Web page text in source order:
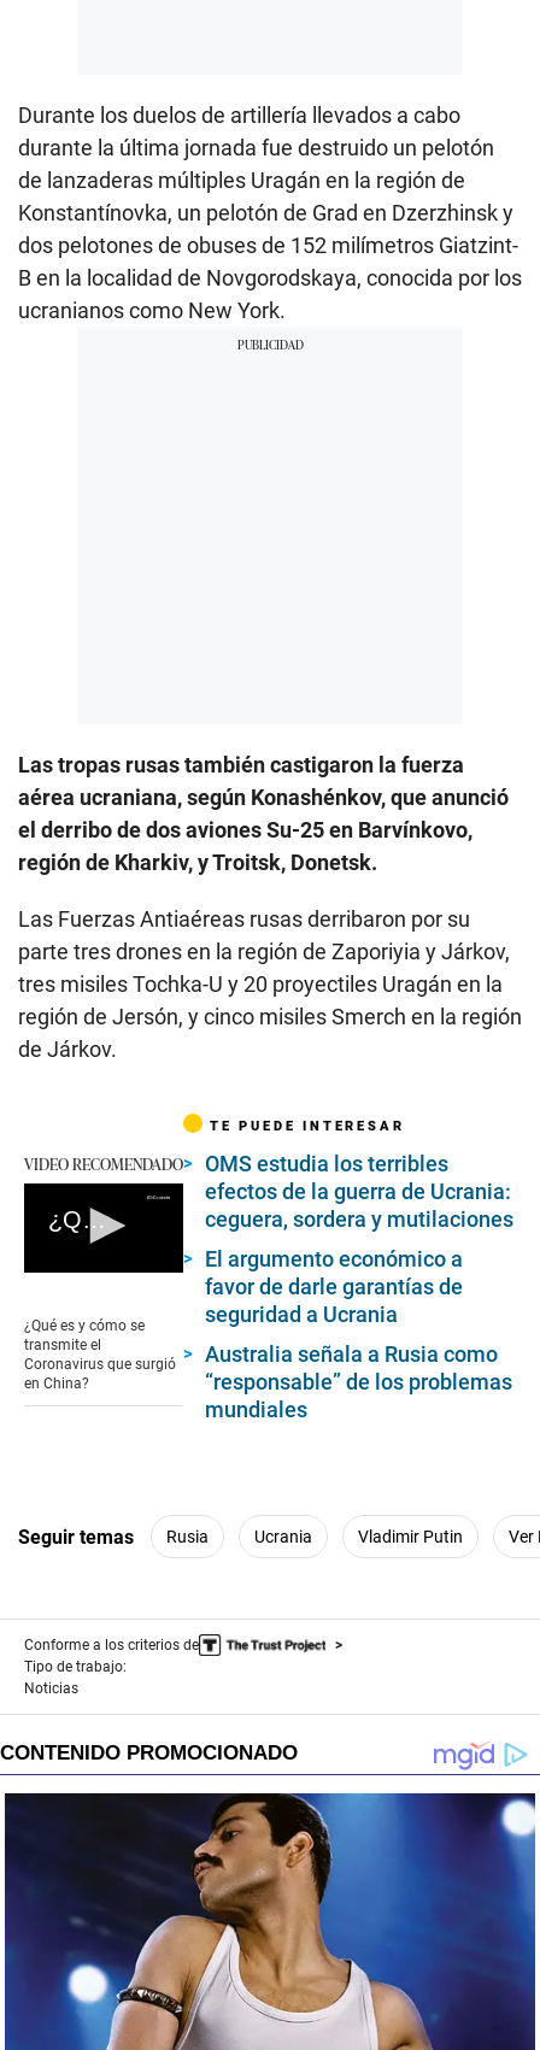
Durante los duelos de artillería llevados a cabo
durante la última jornada fue destruido un pelotón
de lanzaderas múltiples Uragán en la región de
Konstantínovka, un pelotón de Grad en Dzerzhinsk y
dos pelotones de obuses de 152 milímetros Giatzint-
B en la localidad de Novgorodskaya, conocida por los
ucranianos como New York.
Las tropas rusas también castigaron la fuerza
aérea ucraniana, según Konashénkov, que anunció
el derribo de dos aviones Su-25 en Barvínkovo,
región de Kharkiv, y Troitsk, Donetsk.
Las Fuerzas Antiaéreas rusas derribaron por su
parte tres drones en la región de Zaporiyia y Járkov,
tres misiles Tochka-U y 20 proyectiles Uragán en la
región de Jersón, y cinco misiles Smerch en la región
de Járkov.
VIDEO RECOMENDADO
¿Qué es y cómo se transmite el Coronavirus que surgió en China?
of
0
seconds
¿Qué es y cómo se
transmite el
Coronavirus que surgió
en China?
TE PUEDE INTERESAR
OMS estudia los terribles
efectos de la guerra de Ucrania:
ceguera, sordera y mutilaciones
El argumento económico a
favor de darle garantías de
seguridad a Ucrania
Australia señala a Rusia como
“responsable” de los problemas
mundiales
Seguir temas Rusia Ucrania Vladimir Putin Ver
Conforme a los criterios de
Tipo de trabajo:
Noticias